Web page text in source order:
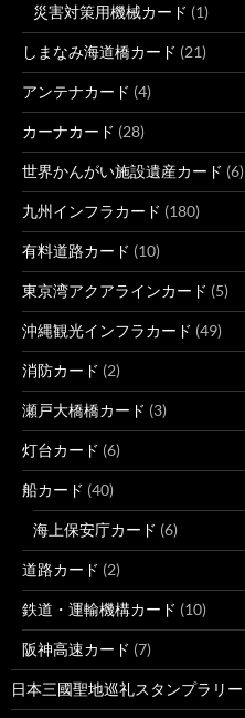
災害対策用機械カード (1)
しまなみ海道橋カード (21)
アンテナカード (4)
カーナカード (28)
世界かんがい施設遺産カード (6)
九州インフラカード (180)
有料道路カード (10)
東京湾アクアラインカード (5)
沖縄観光インフラカード (49)
消防カード (2)
瀬戸大橋橋カード (3)
灯台カード (6)
船カード (40)
海上保安庁カード (6)
道路カード (2)
鉄道・運輸機構カード (10)
阪神高速カード (7)
日本三國聖地巡礼スタンプラリー